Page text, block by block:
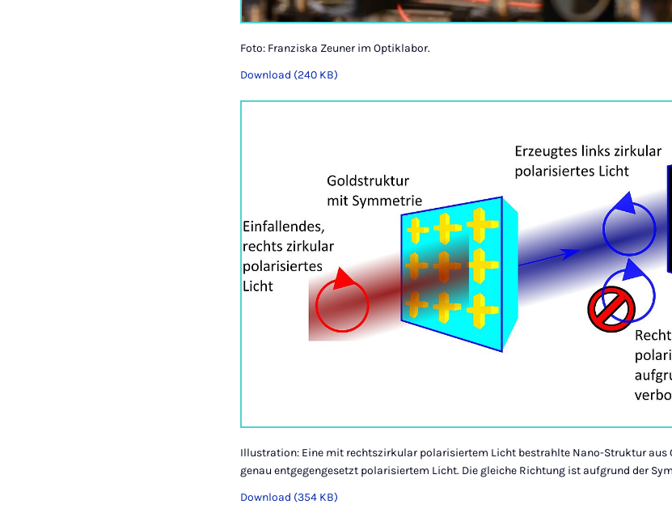
Foto: Franziska Zeuner im Optiklabor.
Download (240 KB)
Illustration: Eine mit rechtszirkular polarisiertem Licht bestrahlte Nano-Struktur aus
genau entgegengesetzt polarisiertem Licht. Die gleiche Richtung ist aufgrund der
Download (354 KB)